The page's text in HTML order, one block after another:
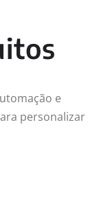
e
personalizar